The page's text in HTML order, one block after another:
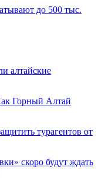
до 500 тыс.
алтайские
Горный Алтай
турагентов от
скоро будут ждать